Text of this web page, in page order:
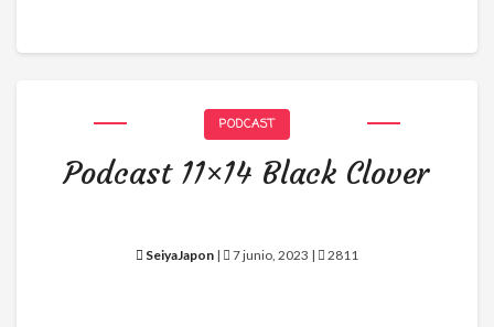
PODCAST
Podcast 11×14 Black Clover
SeiyaJapon | 7 junio, 2023 | 2811